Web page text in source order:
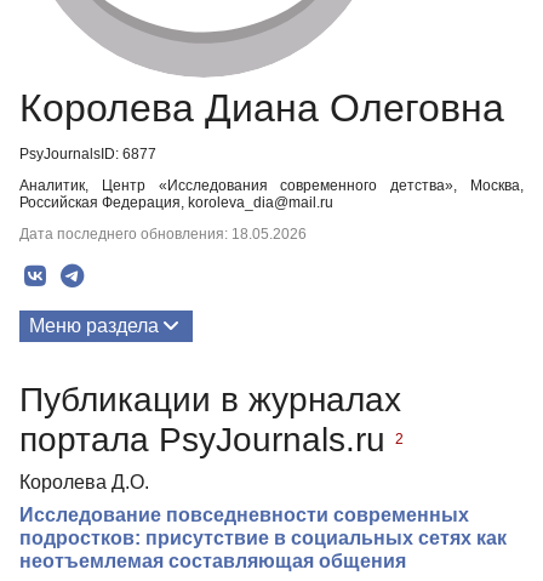
Королева Диана Олеговна
PsyJournalsID: 6877
Аналитик, Центр «Исследования современного детства», Москва,
Российская Федерация, koroleva_dia@mail.ru
Дата последнего обновления: 18.05.2026
Меню раздела
Публикации в журналах
портала PsyJournals.ru
2
Королева Д.О.
Исследование повседневности современных
подростков: присутствие в социальных сетях как
неотъемлемая составляющая общения